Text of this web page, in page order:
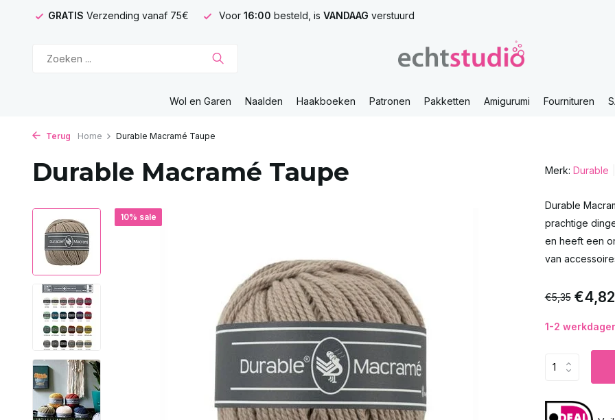
GRATIS Verzending vanaf 75€ Voor 16:00 besteld, is VANDAAG verstuurd
Wol en Garen Naalden Haakboeken Patronen Pakketten Amigurumi Fournituren
Terug Home Durable Macramé Taupe
Durable Macramé Taupe
10% sale
Merk: Durable
Durable
prachtige
en heeft een
van
€5,35 €4,82
1-2